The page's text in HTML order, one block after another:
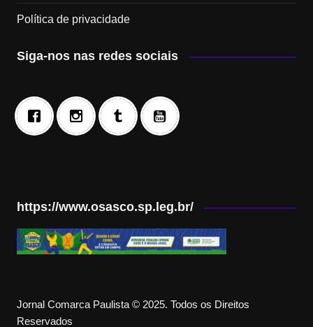
Política de privacidade
Siga-nos nas redes sociais
https://www.osasco.sp.leg.br/
Jornal Comarca Paulista © 2025. Todos os Direitos
Reservados